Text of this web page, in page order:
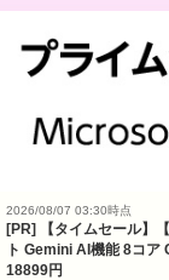
2026/08/07 03:30時点
[PR] 【タイムセール】
ト Gemini AI機能 8コ
18899円